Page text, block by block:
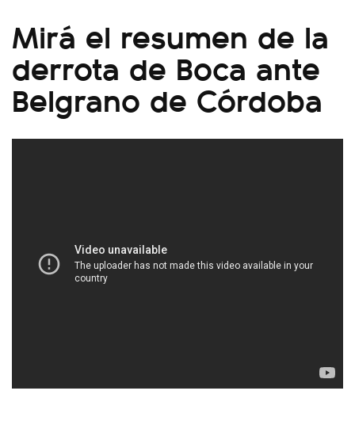
Mirá el resumen de la
derrota de Boca ante
Belgrano de Córdoba